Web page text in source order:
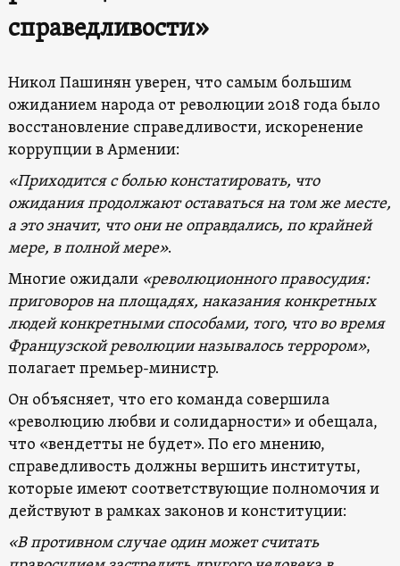
справедливости»
Никол Пашинян уверен, что самым большим
ожиданием народа от революции 2018 года было
восстановление справедливости, искоренение
коррупции в Армении:
«Приходится с болью констатировать, что
ожидания продолжают оставаться на том же месте,
а это значит, что они не оправдались, по крайней
мере, в полной мере».
Многие ожидали «революционного правосудия:
приговоров на площадях, наказания конкретных
людей конкретными способами, того, что во время
Французской революции называлось террором»,
полагает премьер-министр.
Он объясняет, что его команда совершила
«революцию любви и солидарности» и обещала,
что «вендетты не будет». По его мнению,
справедливость должны вершить институты,
которые имеют соответствующие полномочия и
действуют в рамках законов и конституции:
«В противном случае один может считать